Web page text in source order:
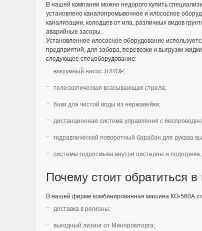
В нашей компании можно недорого купить
установлено каналопромывочное и илососное
канализации, колодцев от ила, различных видов
аварийные засоры.
Установленное илососное оборудование
предприятий, для забора, перевозки и выгрузки
следующее спецоборудование:
вакуумный насос JUROP;
телескопическая всасывающая стрела;
баки для чистой воды из нержавейки;
дистанционная система управления с
гидравлический поворотный барабан для рукава
системы гидросмыва внутри цистерны и
Почему стоит обратиться
В нашей фирме комбинированная машина КО-560А
доставка в регионы;
выгодный лизинг от Минпромторга;